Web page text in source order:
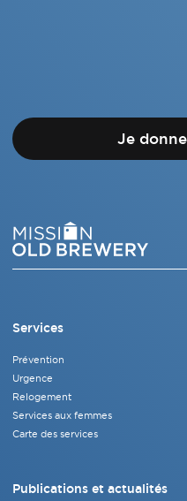
Je
Services
Prévention
Urgence
Relogement
Services aux femmes
Carte des services
Publications et actualités